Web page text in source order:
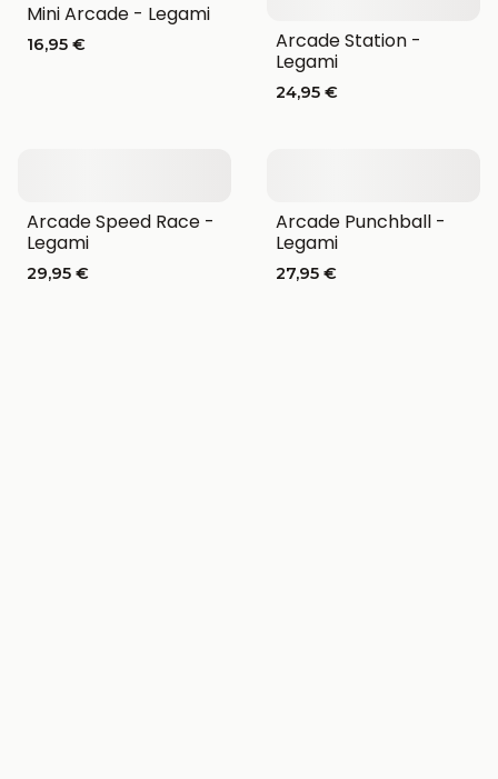
Mini Arcade - Legami
16,95 €
Arcade Station -
Legami
24,95 €
Arcade Speed Race -
Legami
29,95 €
Arcade Punchball -
Legami
27,95 €